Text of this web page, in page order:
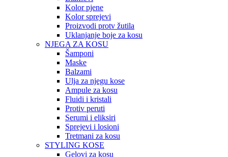
Kolor pjene
Kolor sprejevi
Proizvodi protv žutila
Uklanjanje boje za kosu
NJEGA ZA KOSU
Šamponi
Maske
Balzami
Ulja za njegu kose
Ampule za kosu
Fluidi i kristali
Protiv peruti
Serumi i eliksiri
Sprejevi i losioni
Tretmani za kosu
STYLING KOSE
Gelovi za kosu